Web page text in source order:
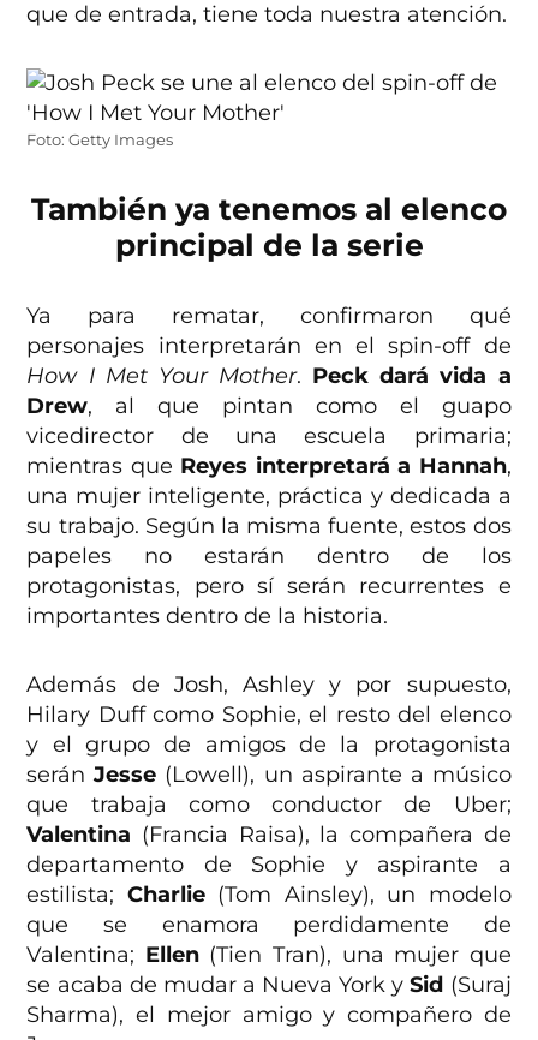
que de entrada, tiene toda nuestra atención.
Foto: Getty Images
También ya tenemos al elenco
principal de la serie
Ya para rematar, confirmaron qué
personajes interpretarán en el spin-off de
How I Met Your Mother. Peck dará vida a
Drew, al que pintan como el guapo
vicedirector de una escuela primaria;
mientras que Reyes interpretará a Hannah,
una mujer inteligente, práctica y dedicada a
su trabajo. Según la misma fuente, estos dos
papeles no estarán dentro de los
protagonistas, pero sí serán recurrentes e
importantes dentro de la historia.
Además de Josh, Ashley y por supuesto,
Hilary Duff como Sophie, el resto del elenco
y el grupo de amigos de la protagonista
seránJesse (Lowell), un aspirante a músico
que trabaja como conductor de Uber;
Valentina (Francia Raisa), la compañera de
departamento de Sophie y aspirante a
estilista; Charlie(Tom Ainsley), un modelo
que se enamora perdidamente de
Valentina; Ellen(Tien Tran), una mujer que
se acaba de mudar a Nueva York ySid (Suraj
Sharma), el mejor amigo y compañero de